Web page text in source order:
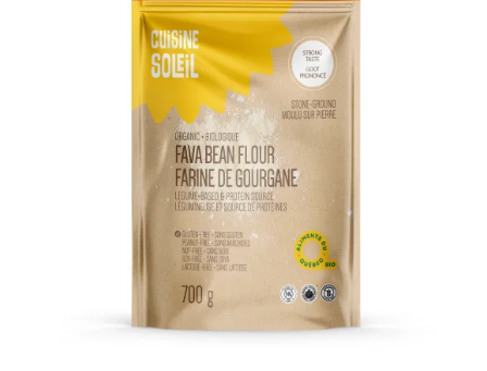
PANIER
EN
AJOUTER AU PANIER /